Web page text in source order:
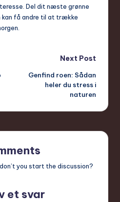
Del dit næste grønne
kan få andre til at trække
Next Post
Genfind roen: Sådan
heler du stress i
naturen
you start the discussion?
et svar